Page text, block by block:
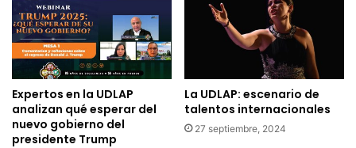
Expertos en la UDLAP
analizan qué esperar del
nuevo gobierno del
presidente Trump
La UDLAP: escenario de
talentos internacionales
27 septiembre, 2024